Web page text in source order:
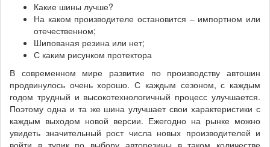
Какие шины лучше?
На каком производителе остановится – импортном или
отечественном;
Шипованая резина или нет;
С каким рисунком протектора
В современном мире развитие по производству автошин
продвинулось очень хорошо. С каждым сезоном, с каждым
годом трудный и высокотехнологичный процесс улучшается.
Поэтому одна и та же шина улучшает свои характеристики с
каждым выходом новой версии. Ежегодно на рынке можно
увидеть значительный рост числа новых производителей и
войти в тупик по выбору авторезины в таком количестве